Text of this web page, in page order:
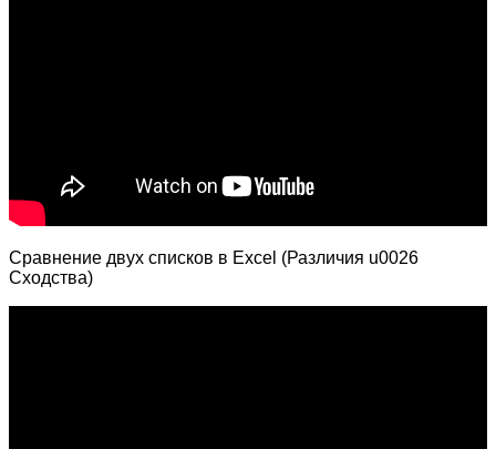
Сравнение двух списков в Excel (Различия u0026
Сходства)